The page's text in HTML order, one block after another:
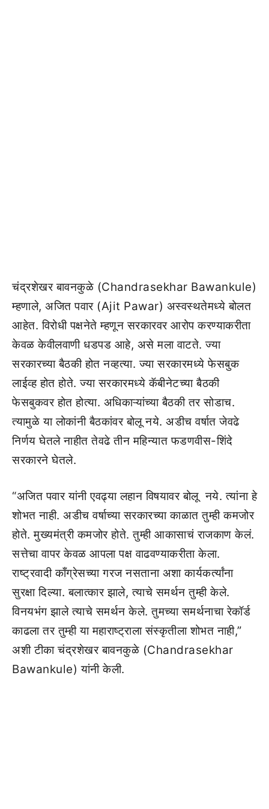
चंद्रशेखर बावनकुळे (Chandrasekhar Bawankule)
म्हणाले, अजित पवार (Ajit Pawar) अस्वस्थतेमध्ये बोलत
आहेत. विरोधी पक्षनेते म्हणून सरकारवर आरोप करण्याकरीता
केवळ केवीलवाणी धडपड आहे, असे मला वाटते. ज्या
सरकारच्या बैठकी होत नव्हत्या. ज्या सरकारमध्ये फेसबुक
लाईव्ह होत होते. ज्या सरकारमध्ये कॅबीनेटच्या बैठकी
फेसबुकवर होत होत्या. अधिकाऱ्यांच्या बैठकी तर सोडाच.
त्यामुळे या लोकांनी बैठकांवर बोलू नये. अडीच वर्षात जेवढे
निर्णय घेतले नाहीत तेवढे तीन महिन्यात फडणवीस-शिंदे
सरकारने घेतले.
“अजित पवार यांनी एवढ्या लहान विषयावर बोलू नये. त्यांना हे
शोभत नाही. अडीच वर्षाच्या सरकारच्या काळात तुम्ही कमजोर
होते. मुख्यमंत्री कमजोर होते. तुम्ही आकासाचं राजकाण केलं.
सत्तेचा वापर केवळ आपला पक्ष वाढवण्याकरीता केला.
राष्ट्रवादी काँग्रेसच्या गरज नसताना अशा कार्यकर्त्यांना
सुरक्षा दिल्या. बलात्कार झाले, त्याचे समर्थन तुम्ही केले.
विनयभंग झाले त्याचे समर्थन केले. तुमच्या समर्थनाचा रेकॉर्ड
काढला तर तुम्ही या महाराष्ट्राला संस्कृतीला शोभत नाही,”
अशी टीका चंद्रशेखर बावनकुळे (Chandrasekhar
Bawankule) यांनी केली.